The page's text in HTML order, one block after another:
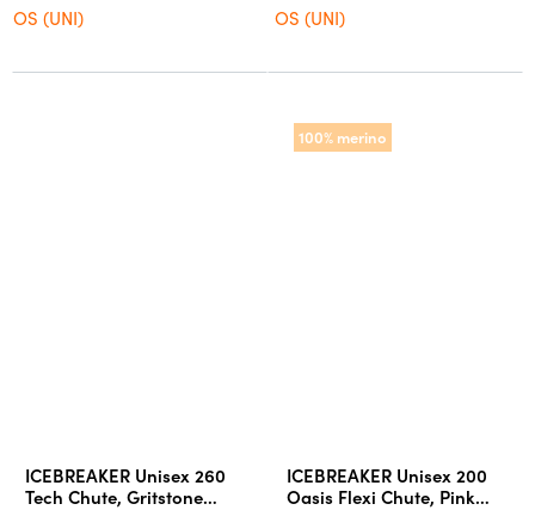
OS (UNI) OS (UNI)
ICEBREAKER Unisex 260
Tech Chute, Gritstone
100% merino
ICEBREAKER Unisex 200
Oasis Flexi Chute, Pink